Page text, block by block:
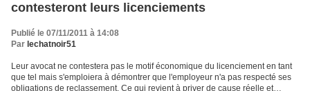
contesteront leurs licenciements
Publié le 07/11/2011 à 14:08
Par lechatnoir51
Leur avocat ne contestera pas le motif économique du licenciement en tant
que tel mais s'emploiera à démontrer que l'employeur n'a pas respecté ses
obligations de reclassement. Ce qui revient à priver de cause réelle et